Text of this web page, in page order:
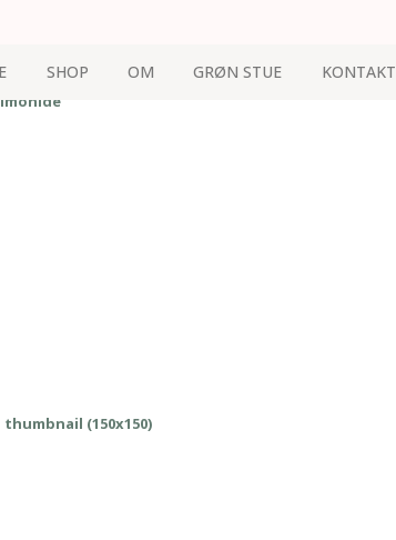
SHOP OM GRØN STUE KONTAKT
thumbnail (150x150)